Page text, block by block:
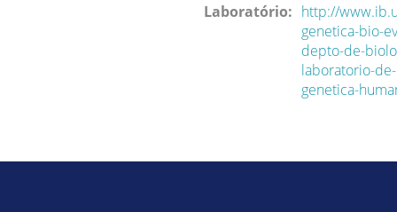
Laboratório: http://
genetica-bio-
depto-de-
laboratorio-
genetica-